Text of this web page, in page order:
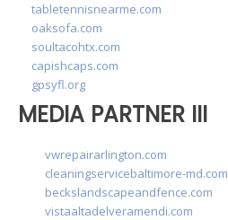
tabletennisnearme.com
oaksofa.com
soultacohtx.com
capishcaps.com
gpsyfl.org
MEDIA PARTNER III
vwrepairarlington.com
cleaningservicebaltimore-md.com
beckslandscapeandfence.com
vistaaltadelveramendi.com